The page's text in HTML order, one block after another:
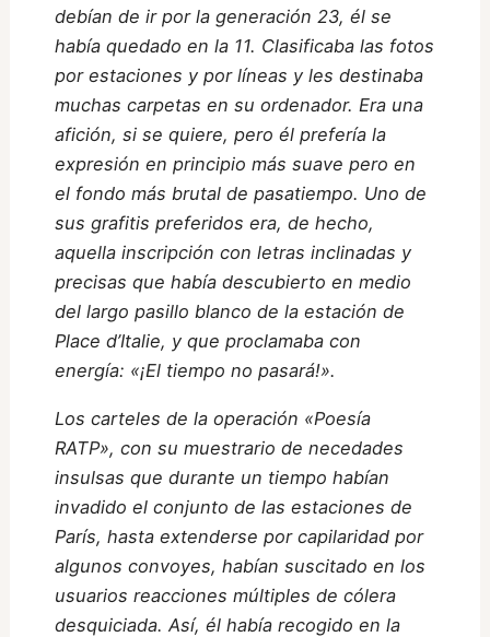
debían de ir por la generación 23, él se
había quedado en la 11. Clasificaba las fotos
por estaciones y por líneas y les destinaba
muchas carpetas en su ordenador. Era una
afición, si se quiere, pero él prefería la
expresión en principio más suave pero en
el fondo más brutal de pasatiempo. Uno de
sus grafitis preferidos era, de hecho,
aquella inscripción con letras inclinadas y
precisas que había descubierto en medio
del largo pasillo blanco de la estación de
Place d’Italie, y que proclamaba con
energía: «¡El tiempo no pasará!».
Los carteles de la operación «Poesía
RATP», con su muestrario de necedades
insulsas que durante un tiempo habían
invadido el conjunto de las estaciones de
París, hasta extenderse por capilaridad por
algunos convoyes, habían suscitado en los
usuarios reacciones múltiples de cólera
desquiciada. Así, él había recogido en la